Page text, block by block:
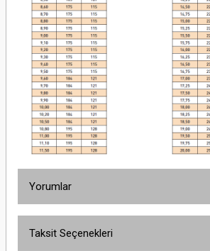
Yorumlar
Taksit Seçenekleri